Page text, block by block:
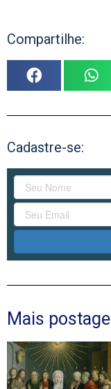
Compartilhe:
Cadastre-se:
Mais